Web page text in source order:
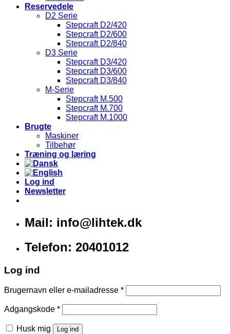
Reservedele
D2 Serie
Stepcraft D2/420
Stepcraft D2/600
Stepcraft D2/840
D3 Serie
Stepcraft D3/420
Stepcraft D3/600
Stepcraft D3/840
M-Serie
Stepcraft M.500
Stepcraft M.700
Stepcraft M.1000
Brugte
Maskiner
Tilbehør
Træning og læring
Log ind
Newsletter
Mail: info@lihtek.dk
Telefon: 20401012
Log ind
Brugernavn eller e-mailadresse *
Adgangskode *
Husk mig Log ind